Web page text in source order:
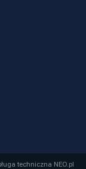
techniczna NEO.pl